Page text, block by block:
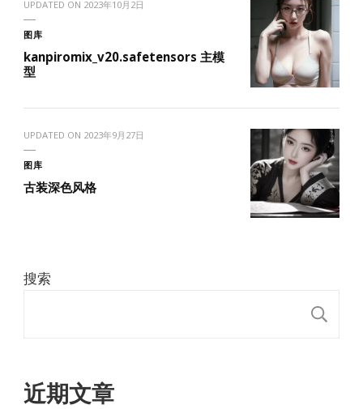
UPDATED ON 2023年10月2日
图库
kanpiromix_v20.safetensors 主模
型
UPDATED ON 2023年9月27日
图库
古装深色风格
搜索
近期文章